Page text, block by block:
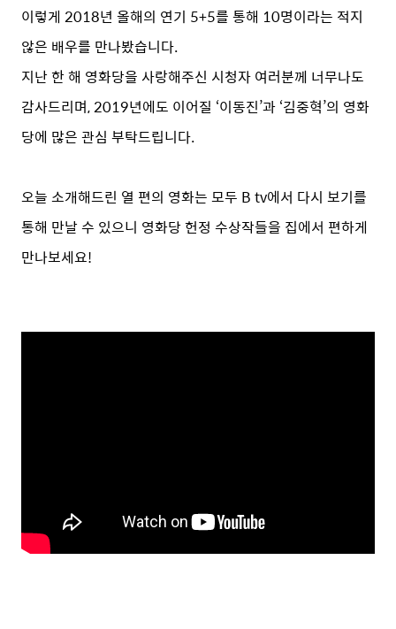
이렇게 2018년 올해의 연기 5+5를 통해 10명이라는 적지
않은 배우를 만나봤습니다.
지난 한 해 영화당을 사랑해주신 시청자 여러분께 너무나도
감사드리며, 2019년에도 이어질 ‘이동진’과 ‘김중혁’의 영화
당에 많은 관심 부탁드립니다.
오늘 소개해드린 열 편의 영화는 모두 B tv에서 다시 보기를
통해 만날 수 있으니 영화당 헌정 수상작들을 집에서 편하게
만나보세요!